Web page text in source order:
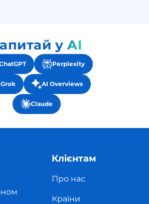
у AI
Perplexity
Grok AI Overviews
Claude
Клієнтам
Про нас
Країни